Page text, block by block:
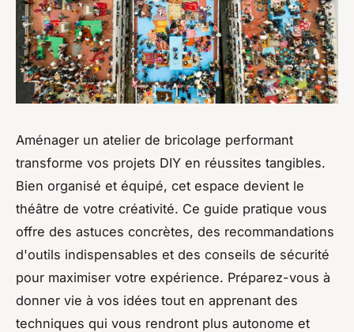
Aménager un atelier de bricolage performant
transforme vos projets DIY en réussites tangibles.
Bien organisé et équipé, cet espace devient le
théâtre de votre créativité. Ce guide pratique vous
offre des astuces concrètes, des recommandations
d'outils indispensables et des conseils de sécurité
pour maximiser votre expérience. Préparez-vous à
donner vie à vos idées tout en apprenant des
techniques qui vous rendront plus autonome et